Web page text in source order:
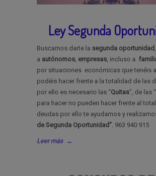
Ley Segunda
Buscamos darte la segunda oportunidad ,
a autónomos, empresas, incluso a
por situaciones económicas que tenéis
podéis hacer frente a la totalidad de las
por ello es necesario las “Quitas“, de las “
para hacer no pueden hacer frente al
deudas por ello te ayudamos y
de Segunda Oportunidad”. 963 940 915
Leer más →